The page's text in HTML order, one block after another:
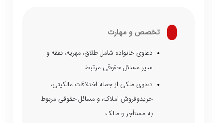
تخصص و مهارت
دعاوی خانواده شامل طلاق، مهریه، نفقه و
سایر مسائل حقوقی مرتبط
دعاوی ملکی از جمله اختلافات مالکیتی،
خریدوفروش املاک، و مسائل حقوقی مربوط
به مستأجر و مالک